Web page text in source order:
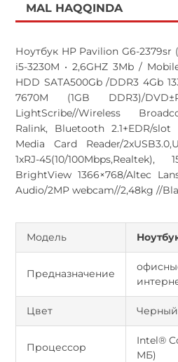
MAL HAQQINDA
Ноутбук HP Pavilion G6-
i5-3230M • 2,6GHZ 3Mb /
HDD SATA500Gb /DDR3 4Gb
7670М (1GB DDR3)/
LightScribe//Wireless
Ralink, Bluetooth 2.1+EDR/
Media Card Reader/
1xRJ-45(10/
BrightView 1366×768/Altec
Audio/2MP webcam//2,48kg //
Модель
Предназначение
Цвет
Процессор
Intel®
МБ)